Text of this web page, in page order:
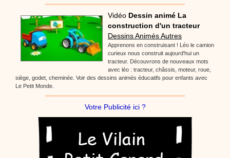
Vidéo Dessin animé La
construction d'un tracteur
Dessins Animés Autres
Apprenons en construisant ! Léo le camion
curieux nous construit aujourd'hui un
tracteur. Découvrons de nouveaux mots
avec léo : tracteur, châssis, moteur, roue,
siège, godet, cheminée. Voir des dessins animés éducatifs pour enfants avec
Le Petit Monde.
Votre Publicité ici ?